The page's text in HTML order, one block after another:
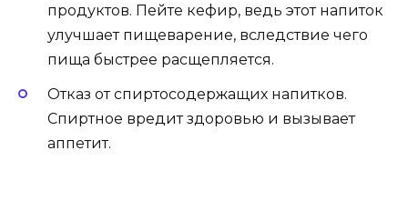
продуктов. Пейте кефир, ведь этот напиток
улучшает пищеварение, вследствие чего
пища быстрее расщепляется.
Отказ от спиртосодержащих напитков.
Спиртное вредит здоровью и вызывает
аппетит.